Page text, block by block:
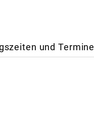
und Termine